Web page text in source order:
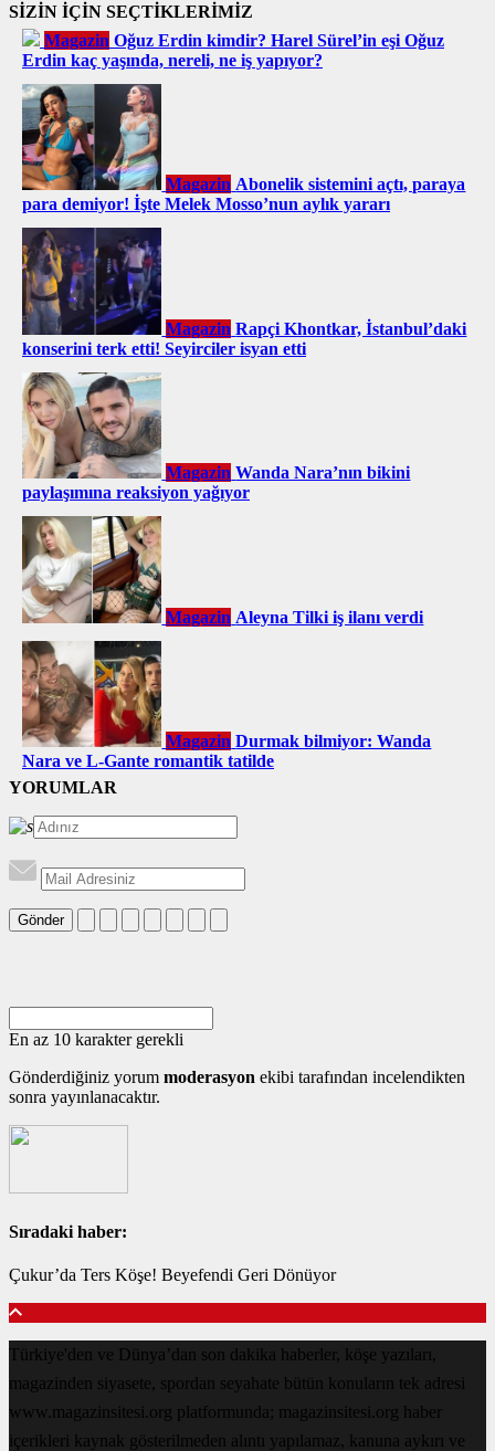
SİZİN İÇİN SEÇTİKLERİMİZ
Magazin Oğuz Erdin kimdir? Harel Sürel’in eşi Oğuz
Erdin kaç yaşında, nereli, ne iş yapıyor?
Magazin Abonelik sistemini açtı, paraya
para demiyor! İşte Melek Mosso’nun aylık yararı
Magazin Rapçi Khontkar, İstanbul’daki
konserini terk etti! Seyirciler isyan etti
Magazin Wanda Nara’nın bikini
paylaşımına reaksiyon yağıyor
Magazin Aleyna Tilki iş ilanı verdi
Magazin Durmak bilmiyor: Wanda
Nara ve L-Gante romantik tatilde
YORUMLAR
Gönder
En az 10 karakter gerekli
Gönderdiğiniz yorum moderasyon ekibi tarafından incelendikten
sonra yayınlanacaktır.
Sıradaki haber:
Çukur’da Ters Köşe! Beyefendi Geri Dönüyor
Türkiye'den ve Dünya’dan son dakika haberler, köşe yazıları,
magazinden siyasete, spordan seyahate bütün konuların tek adresi
www.magazinsitesi.org platformunda; magazinsitesi.org haber
içerikleri kaynak gösterilmeden alıntı yapılamaz, kanuna aykırı ve